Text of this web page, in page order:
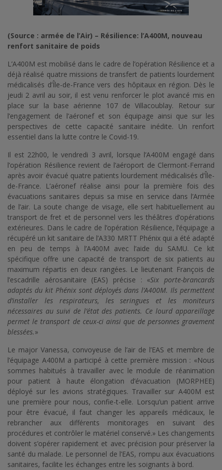
(Source : armée de l’Air) – Résilience: l’A400M, nouveau
renfort sanitaire de poids
L’A400M est mobilisé dans le cadre de l’opération Résilience et a
déjà réalisé quatre missions de transfert de patients lourdement
médicalisés d’Île-de-France vers des hôpitaux en région. Dès le
jeudi 2 avril au soir, il est venu renforcer le plot avancé mis en
place sur la base aérienne 107 de Villacoublay. Retour sur
l’engagement de l’aéronef et son équipage ainsi que sur les
perspectives de cette capacité sanitaire inédite. Un renfort
essentiel dans la lutte contre le Covid-19.
Il est 22h00, le vendredi 3 avril, lorsque l’A400M engagé dans
l’opération Résilience revient de l’aéroport de Clermont-Ferrand
après avoir évacué quatre patients lourdement médicalisés d’Île-
de-France. L’aéronef réalise ainsi pour la première fois des
évacuations sanitaires depuis sa mise en service dans l’Armée
de l’air. La soute change de visage, elle sert habituellement au
transport de fret et de personnel vers les théâtres d’opérations
extérieures. Dans le cadre de l’opération Résilience, l’équipage a
récupéré un kit sanitaire de l’A330 MRTT Phénix qui a été adapté
en peu de temps à l’A400M avec l’aide du SAMU. Ce kit
spécifique offre une capacité de transport de six patients au
maximum répartis en deux rangées. Le lieutenant François de
l’escadrille aérosanitaire (EAS) précise : «Six porte-brancards
adaptés du kit Phénix sont déployés dans l’A400M. Ils permettent
d’installer les respirateurs, les seringues et les moniteurs
nécessaires au suivi de l’état des patients. Ce lourd appareillage
permet le transport de ceux-ci ainsi que de personnes gravement
blessées.»
Le major Vanessa, convoyeuse de l’air de l’EAS et membre de
l’équipage A400M a participé à cette première mission : «Nous
sommes habitués à travailler avec le module de réanimation
pour patient à haute élongation d’évacuation (MORPHEE)
déployé sur les avions stratégiques. Travailler sur A400M est
une première pour nous, confie-t-elle. Lorsqu’un patient arrive
pour être évacué, il faut changer les appareils médicaux, le
rebrancher aux différents monitorages en suivant des
procédures et contrôler le matériel conservé.» Les changements
doivent s’opérer rapidement et avec précision pour préserver la
santé du malade. Le personnel de l’EAS, rompu aux évacuations
sanitaires, facilite les échanges entre les soignants à bord.